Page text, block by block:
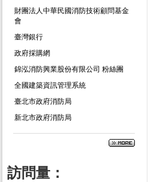
財團法人中華民國消防技術顧問基金
會
臺灣銀行
政府採購網
錦泓消防興業股份有限公司 粉絲團
全國建築資訊管理系統
臺北市政府消防局
新北市政府消防局
訪問量：